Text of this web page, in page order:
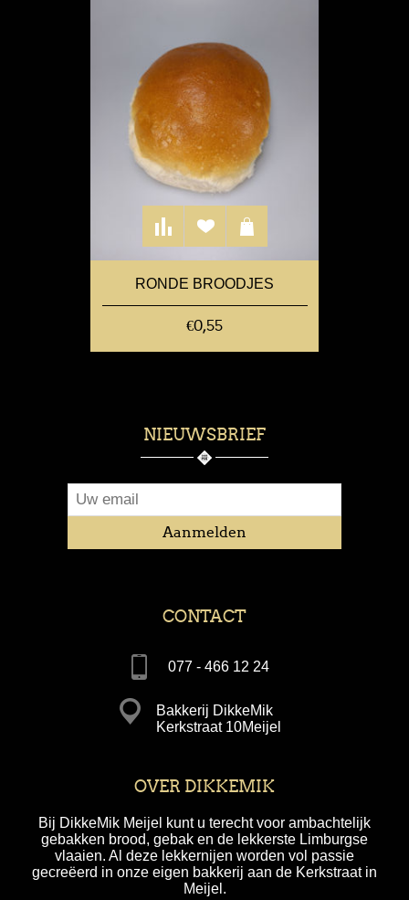
RONDE BROODJES
€0,55
NIEUWSBRIEF
CONTACT
077 - 466 12 24
Bakkerij DikkeMik
Kerkstraat 10Meijel
OVER DIKKEMIK
Bij DikkeMik Meijel kunt u terecht voor ambachtelijk
gebakken brood, gebak en de lekkerste Limburgse
vlaaien. Al deze lekkernijen worden vol passie
gecreëerd in onze eigen bakkerij aan de Kerkstraat in
Meijel.